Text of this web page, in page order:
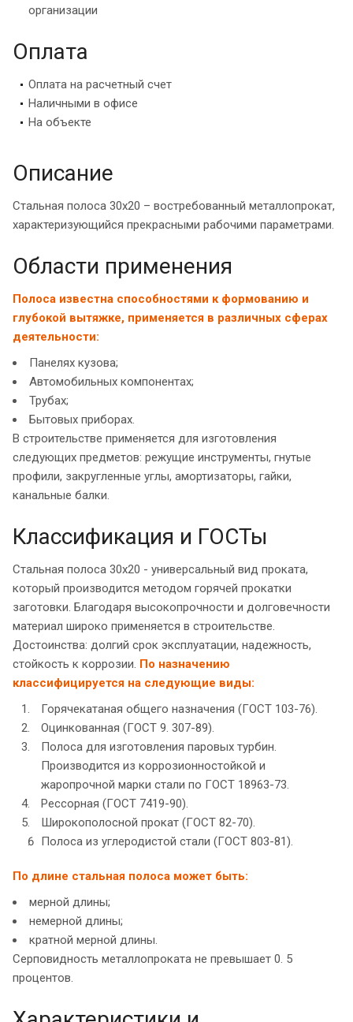
организации
Оплата
Оплата на расчетный счет
Наличными в офисе
На объекте
Описание
Стальная полоса 30х20 – востребованный металлопрокат,
характеризующийся прекрасными рабочими параметрами.
Области применения
Полоса известна способностями к формованию и
глубокой вытяжке, применяется в различных сферах
деятельности:
Панелях кузова;
Автомобильных компонентах;
Трубах;
Бытовых приборах.
В строительстве применяется для изготовления
следующих предметов: режущие инструменты, гнутые
профили, закругленные углы, амортизаторы, гайки,
канальные балки.
Классификация и ГОСТы
Стальная полоса 30х20 - универсальный вид проката,
который производится методом горячей прокатки
заготовки. Благодаря высокопрочности и долговечности
материал широко применяется в строительстве.
Достоинства: долгий срок эксплуатации, надежность,
стойкость к коррозии. По назначению
классифицируется на следующие виды:
Горячекатаная общего назначения (ГОСТ 103-76).
Оцинкованная (ГОСТ 9. 307-89).
Полоса для изготовления паровых турбин.
Производится из коррозионностойкой и
жаропрочной марки стали по ГОСТ 18963-73.
Рессорная (ГОСТ 7419-90).
Широкополосной прокат (ГОСТ 82-70).
Полоса из углеродистой стали (ГОСТ 803-81).
По длине стальная полоса может быть:
мерной длины;
немерной длины;
кратной мерной длины.
Серповидность металлопроката не превышает 0. 5
процентов.